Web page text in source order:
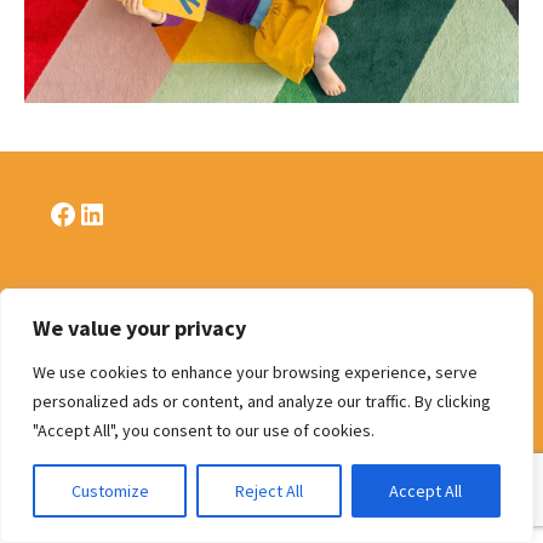
We value your privacy
We use cookies to enhance your browsing experience, serve
personalized ads or content, and analyze our traffic. By clicking
"Accept All", you consent to our use of cookies.
Customize Reject All Accept All
Facebook
LinkedIn
Politique de confidentialité
Fièrement propulsé par WordPress